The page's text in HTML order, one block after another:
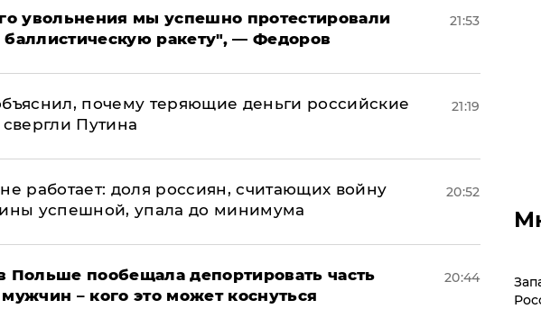
увольнения мы успешно протестировали
ракету", — Федоров
21:53
почему теряющие деньги российские
Путина
21:19
работает: доля россиян, считающих войну
успешной, упала до минимума
20:52
Польше пообещала депортировать часть
– кого это может коснуться
20:44